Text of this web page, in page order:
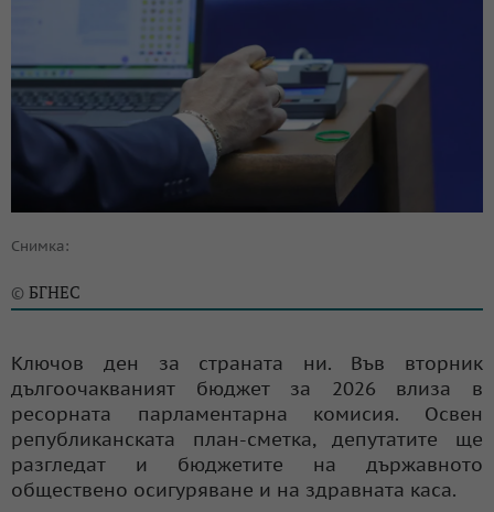
Снимка:
© БГНЕС
Ключов ден за страната ни. Във вторник
дългоочакваният бюджет за 2026 влиза в
ресорната парламентарна комисия. Освен
републиканската план-сметка, депутатите ще
разгледат и бюджетите на държавното
обществено осигуряване и на здравната каса.